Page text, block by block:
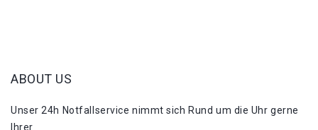
ABOUT US
Unser 24h Notfallservice nimmt sich Rund um die Uhr gerne
Ihrer